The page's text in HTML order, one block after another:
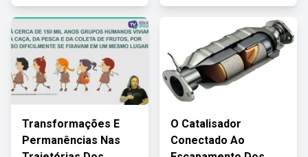
Transformações E
Permanências Nas
O Catalisador
Conectado Ao